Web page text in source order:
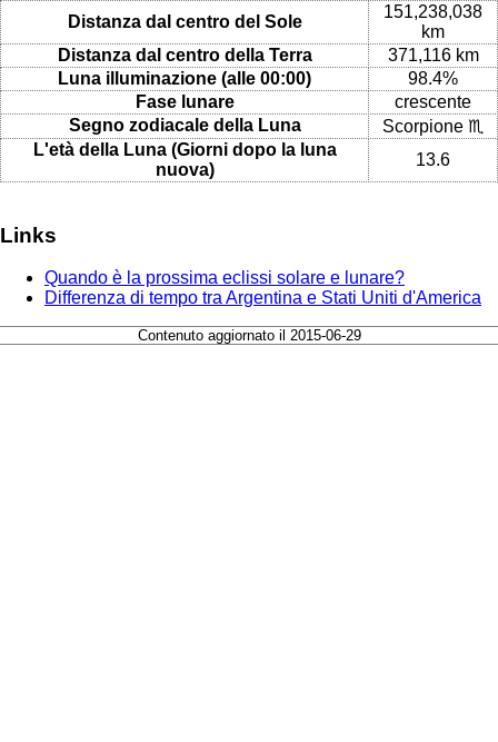
Distanza dal centro del Sole
151,238,038
km
Distanza dal centro della Terra
371,116 km
Luna illuminazione (alle 00:00)
98.4%
Fase lunare
crescente
Segno zodiacale della Luna
Scorpione ♏
L'età della Luna (Giorni dopo la luna
nuova)
13.6
Links
Quando è la prossima eclissi solare e lunare?
Differenza di tempo tra Argentina e Stati Uniti d'America
Contenuto aggiornato il 2015-06-29